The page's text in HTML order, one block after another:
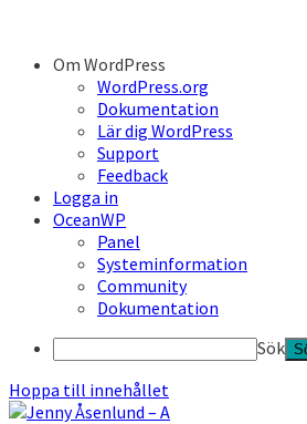
Om WordPress
WordPress.org
Dokumentation
Lär dig WordPress
Support
Feedback
Logga in
OceanWP
Panel
Systeminformation
Community
Dokumentation
Sök
Hoppa till innehållet